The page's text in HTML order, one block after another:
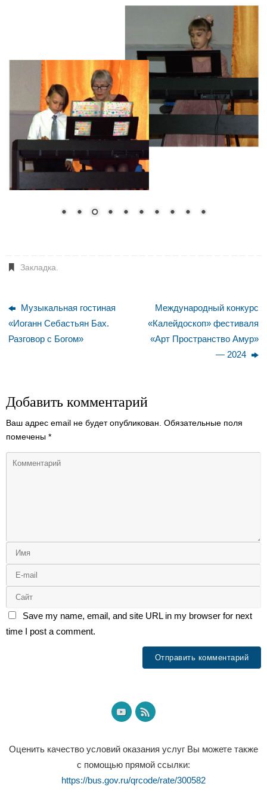
Закладка.
Музыкальная гостиная
«Иоганн Себастьян Бах.
Разговор с Богом»
Международный конкурс
«Калейдоскоп» фестиваля
«Арт Пространство Амур»
— 2024
Добавить комментарий
Ваш адрес email не будет опубликован. Обязательные поля
помечены *
Save my name, email, and site URL in my browser for next
time I post a comment.
Оценить качество условий оказания услуг Вы можете также
с помощью прямой ссылки:
https://bus.gov.ru/qrcode/rate/300582